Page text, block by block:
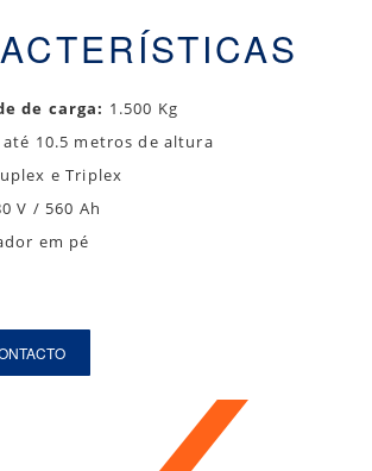
de carga: 1.500 Kg
até 10.5 metros de altura
e Triplex
V / 560 Ah
em pé